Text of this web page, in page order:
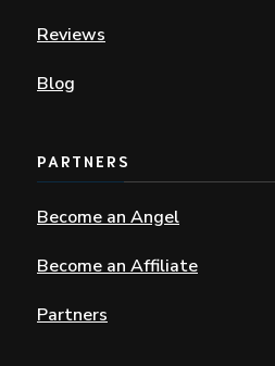
Reviews
Blog
PARTNERS
Become an Angel
Become an Affiliate
Partners